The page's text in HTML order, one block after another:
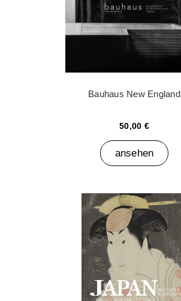
Bauhaus New England
50,00 €
ansehen